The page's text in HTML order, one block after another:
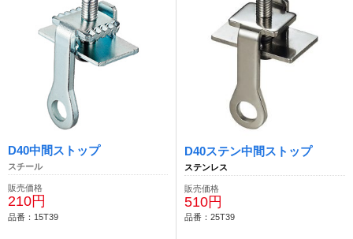
D40中間ストップ
スチール
販売価格
210円
品番：15T39
D40ステン中間ストップ
ステンレス
販売価格
510円
品番：25T39